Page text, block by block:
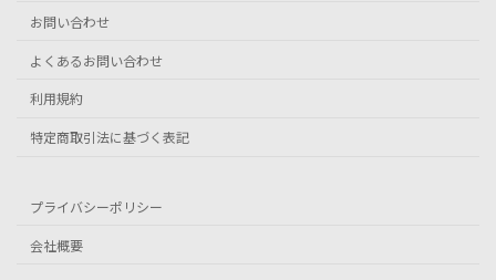
お問い合わせ
よくあるお問い合わせ
利用規約
特定商取引法に基づく表記
プライバシーポリシー
会社概要